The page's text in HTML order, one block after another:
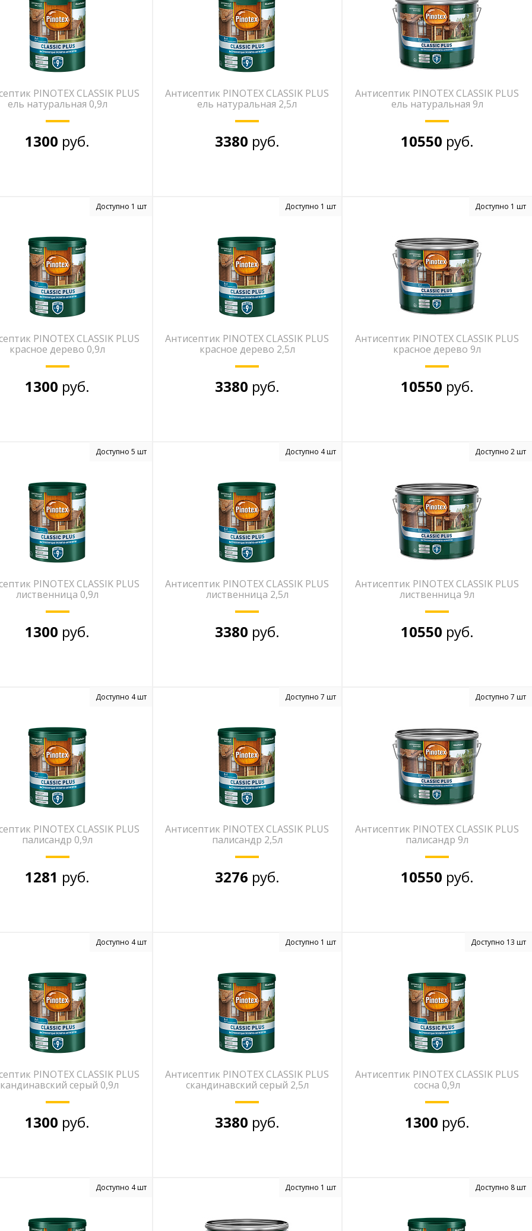
PINOTEX CLASSIK PLUS
ель натуральная 0,9л
1300 руб.
Антисептик PINOTEX CLASSIK PLUS
ель натуральная 2,5л
3380 руб.
Антисептик PINOTEX CLASSIK PLUS
ель натуральная 9л
10550 руб.
Доступно 1 шт
PINOTEX CLASSIK PLUS
красное дерево 0,9л
1300 руб.
Доступно 1 шт
Антисептик PINOTEX CLASSIK PLUS
красное дерево 2,5л
3380 руб.
Доступно 1 шт
Антисептик PINOTEX CLASSIK PLUS
красное дерево 9л
10550 руб.
Доступно 5 шт
PINOTEX CLASSIK PLUS
лиственница 0,9л
1300 руб.
Доступно 4 шт
Антисептик PINOTEX CLASSIK PLUS
лиственница 2,5л
3380 руб.
Доступно 2 шт
Антисептик PINOTEX CLASSIK PLUS
лиственница 9л
10550 руб.
Доступно 4 шт
PINOTEX CLASSIK PLUS
палисандр 0,9л
1281 руб.
Доступно 7 шт
Антисептик PINOTEX CLASSIK PLUS
палисандр 2,5л
3276 руб.
Доступно 7 шт
Антисептик PINOTEX CLASSIK PLUS
палисандр 9л
10550 руб.
Доступно 4 шт
PINOTEX CLASSIK PLUS
серый 0,9л
1300 руб.
Доступно 1 шт
Антисептик PINOTEX CLASSIK PLUS
скандинавский серый 2,5л
3380 руб.
Доступно 13 шт
Антисептик PINOTEX CLASSIK PLUS
сосна 0,9л
1300 руб.
Доступно 4 шт Доступно 1 шт Доступно 8 шт